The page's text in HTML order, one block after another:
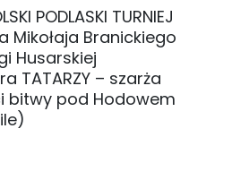
PODLASKI TURNIEJ
Mikołaja Branickiego
Husarskiej
TATARZY – szarża
bitwy pod Hodowem